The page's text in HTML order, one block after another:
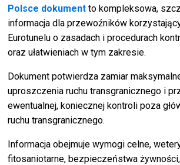
Polsce dokument to kompleksowa,
informacja dla przewoźników
Eurotunelu o zasadach i procedurach
oraz ułatwieniach w tym zakresie.
Dokument potwierdza zamiar
uproszczenia ruchu transgranicznego i
ewentualnej, koniecznej kontroli poza
ruchu transgranicznego.
Informacja obejmuje wymogi celne,
fitosaniotarne, bezpieczeństwa